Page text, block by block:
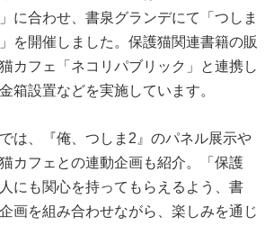
に合わせ、書泉グランデにて「つしま
を開催しました。保護猫関連書籍の販
カフェ「ネコリパブリック」と連携し
箱設置などを実施しています。
は、『俺、つしま2』のパネル展示や
カフェとの連動企画も紹介。「保護
にも関心を持ってもらえるよう、書
画を組み合わせながら、楽しみを通じ